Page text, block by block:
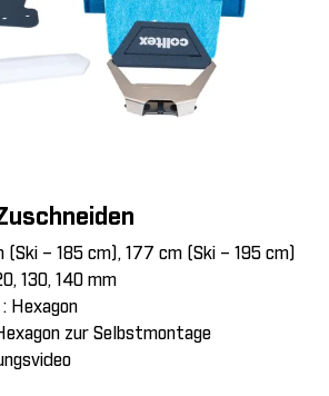
(Ski – 185 cm), 177 cm (Ski – 195 cm)
130, 140 mm
Hexagon
zur Selbstmontage